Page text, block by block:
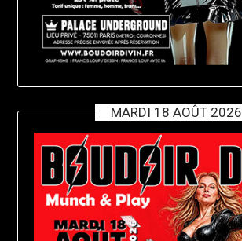
MARDI 18 AOÛT 2026